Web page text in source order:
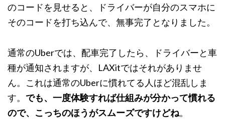
のコードを見せると、ドライバーが自分のスマホに
そのコードを打ち込んで、無事完了となりました。
通常のUberでは、配車完了したら、ドライバーと車
種が通知されますが、LAXitではそれがありませ
ん。これは通常のUberに慣れてる人ほど混乱しま
す。 でも、一度体験すれば仕組みが分かって慣れる
ので、こっちのほうがスムーズですけどね。